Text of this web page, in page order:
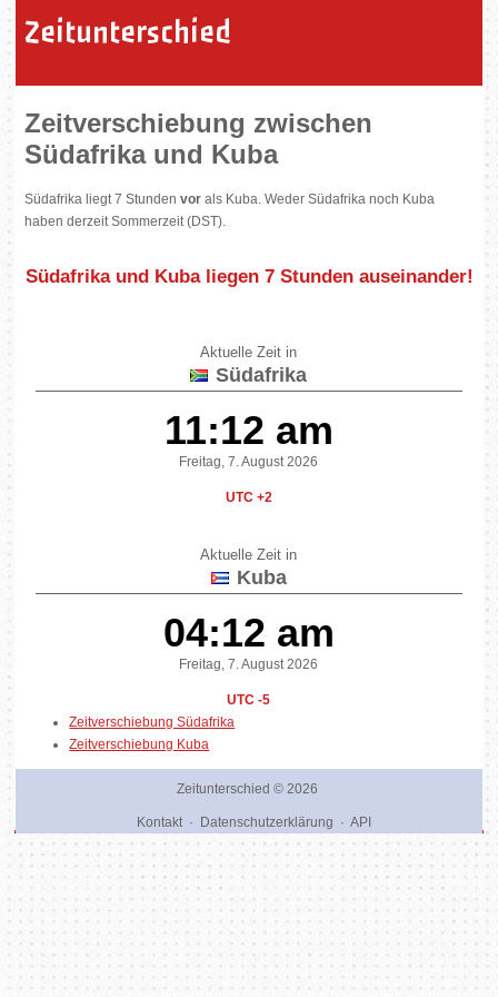
Zeitunterschied
Zeitverschiebung zwischen
Südafrika und Kuba
Südafrika liegt 7 Stundenvor als Kuba. Weder Südafrika noch Kuba
haben derzeit Sommerzeit (DST).
Südafrika und Kuba liegen 7 Stunden auseinander!
Aktuelle Zeit in
Südafrika
11:12 am
Freitag, 7. August 2026
UTC +2
Aktuelle Zeit in
Kuba
04:12 am
Freitag, 7. August 2026
UTC -5
Zeitverschiebung Südafrika
Zeitverschiebung Kuba
Zeitunterschied © 2026
Kontakt· Datenschutzerklärung · API